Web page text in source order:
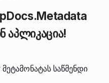
აპლიკაცია!
საწმენდი